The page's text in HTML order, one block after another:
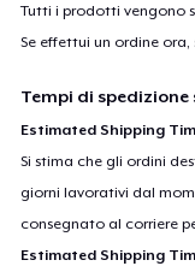
Tutti i prodotti vengono
Se effettui un ordine
Tempi di
Estimated Shipping
Si stima che gli ordini
giorni lavorativi dal
consegnato al corriere
Estimated Shipping